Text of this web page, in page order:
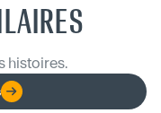
histoires.